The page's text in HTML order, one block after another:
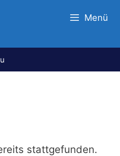
Menü
stattgefunden.